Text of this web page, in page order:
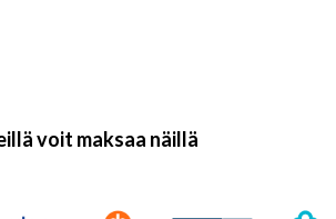
voit maksaa näillä